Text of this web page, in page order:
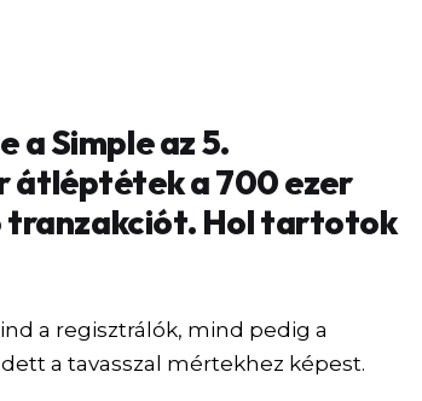
a Simple az 5.
átléptétek a 700 ezer
tranzakciót. Hol tartotok
a regisztrálók, mind pedig a
a tavasszal mértekhez képest.